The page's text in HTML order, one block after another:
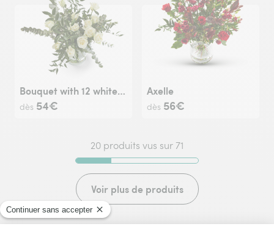
Bouquet with 12 white roses
dès 54€
Axelle
dès 56€
20 produits vus sur 71
Voir plus de produits